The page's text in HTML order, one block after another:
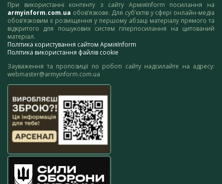
При використанні контенту з сайту АрміяInform посилання на
armyinform.com.ua обов’язкове. Для суб’єктів у сфері онлайн-медіа
обов’язковим є розміщення у першому абзаці матеріалу прямого та
відкритого для пошукових систем гіперпосилання на цитований
матеріал.
Політика користування сайтом АрміяInform
Політика використання файлів cookie
Зауваження та пропозиції по роботі сайту надсилайте на адресу:
webmaster@armyinform.com.ua